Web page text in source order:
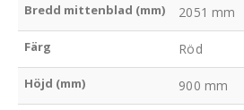
Bredd mittenblad (mm) 2051 mm
Färg Röd
Höjd (mm) 900 mm